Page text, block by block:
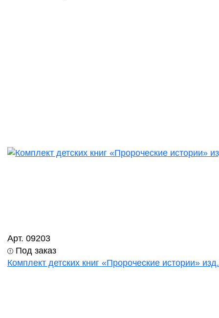
Арт. 09203
Под заказ
Комплект детских книг «Пророческие истории»